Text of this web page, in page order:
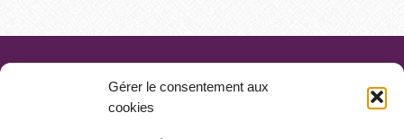
Gérer le consentement aux
cookies